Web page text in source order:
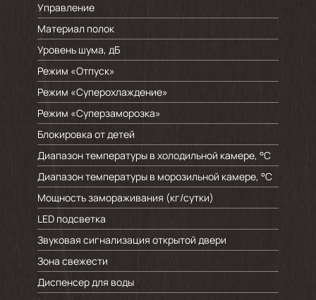
Управление
Материал полок
Уровень шума, дБ
Режим «Отпуск»
Режим «Суперохлаждение»
Режим «Суперзаморозка»
Блокировка от детей
Диапазон температуры в холодильной камере, °C
Диапазон температуры в морозильной камере, °C
Мощность замораживания (кг/cутки)
LED подсветка
Звуковая сигнализация открытой двери
Зона свежести
Диспенсер для воды